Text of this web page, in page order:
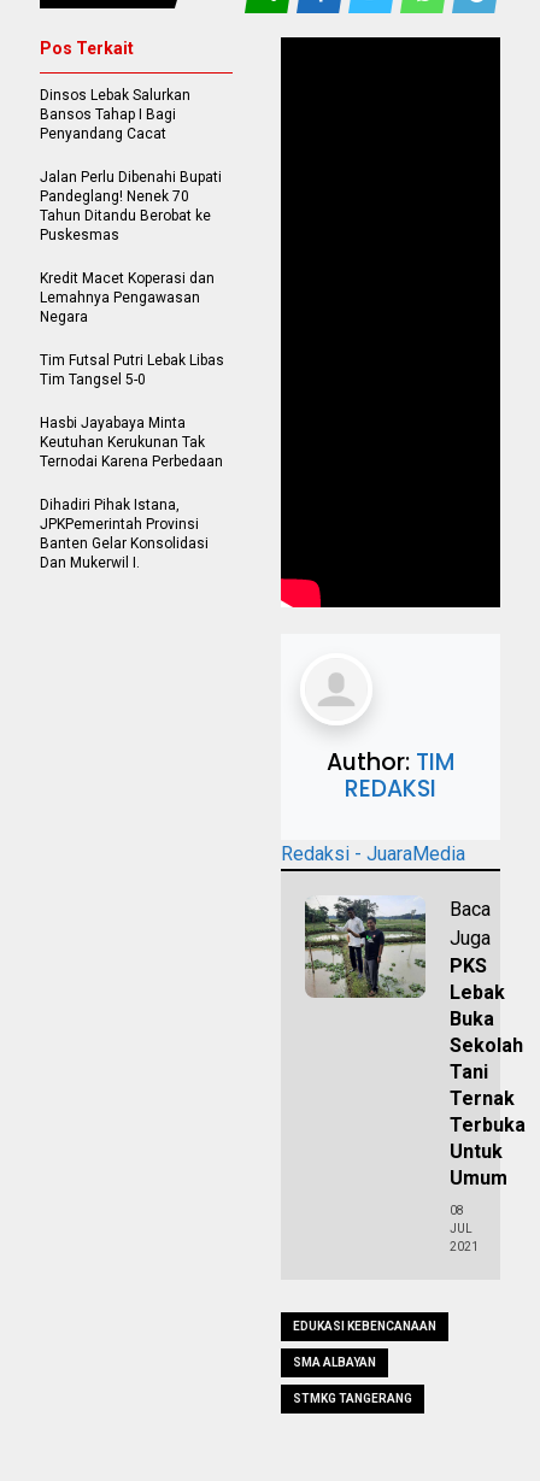
Author: TIM
REDAKSI
Redaksi - JuaraMedia
Baca
Juga
PKS
Lebak
Buka
Sekolah
Tani
Ternak
Terbuka
Untuk
Umum
08
JUL
2021
EDUKASI KEBENCANAAN
SMA ALBAYAN
STMKG TANGERANG
Pos Terkait
Dinsos Lebak Salurkan
Bansos Tahap I Bagi
Penyandang Cacat
Jalan Perlu Dibenahi Bupati
Pandeglang! Nenek 70
Tahun Ditandu Berobat ke
Puskesmas
Kredit Macet Koperasi dan
Lemahnya Pengawasan
Negara
Tim Futsal Putri Lebak Libas
Tim Tangsel 5-0
Hasbi Jayabaya Minta
Keutuhan Kerukunan Tak
Ternodai Karena Perbedaan
Dihadiri Pihak Istana,
JPKPemerintah Provinsi
Banten Gelar Konsolidasi
Dan Mukerwil I.